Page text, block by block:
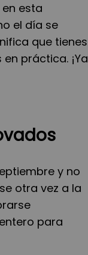
esta
el día se
que tienes
práctica. ¡Ya
y no
otra vez a la
para